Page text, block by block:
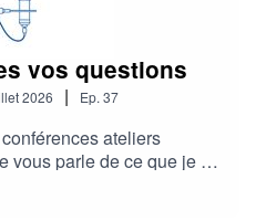
vos questions
2026 | Ep. 37
ateliers
vous parle de ce que je vis
quand on est dans cet
à l'autreComment c'est